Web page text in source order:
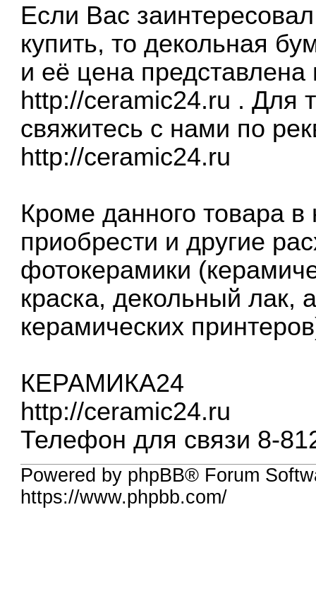
Если Вас
купить, то декольная
и её цена
http://ceramic24.ru . Для
свяжитесь с нами по
http://ceramic24.ru
Кроме данного товара
приобрести и другие
фотокерамики
краска, декольный лак,
керамических
КЕРАМИКА24
http://ceramic24.ru
Телефон для связи 8-
Powered by phpBB® Forum
https://www.phpbb.com/